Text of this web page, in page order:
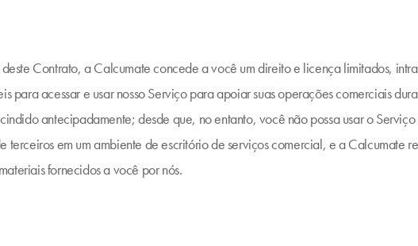
Contrato, a Calcumate concede a você um direito e licença limitados,
para acessar e usar nosso Serviço para apoiar suas operações comerciais
antecipadamente; desde que, no entanto, você não possa usar o
terceiros em um ambiente de escritório de serviços comercial, e a Calcumate
fornecidos a você por nós.